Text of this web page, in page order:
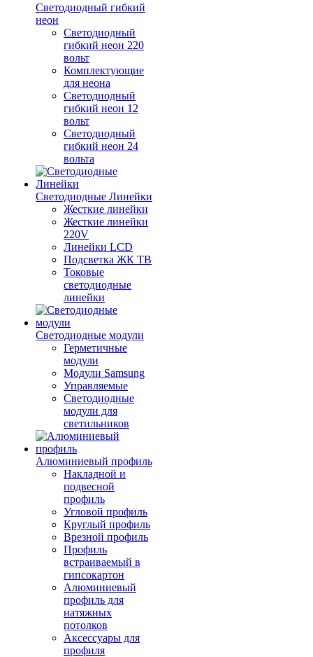
Светодиодный гибкий
неон
Светодиодный
гибкий неон 220
вольт
Комплектующие
для неона
Светодиодный
гибкий неон 12
вольт
Светодиодный
гибкий неон 24
вольта
Светодиодные Линейки
Жесткие линейки
Жесткие линейки
220V
Линейки LCD
Подсветка ЖК ТВ
Токовые
светодиодные
линейки
Светодиодные модули
Герметичные
модули
Модули Samsung
Управляемые
Светодиодные
модули для
светильников
Алюминиевый профиль
Накладной и
подвесной
профиль
Угловой профиль
Круглый профиль
Врезной профиль
Профиль
встраиваемый в
гипсокартон
Алюминиевый
профиль для
натяжных
потолков
Аксессуары для
профиля